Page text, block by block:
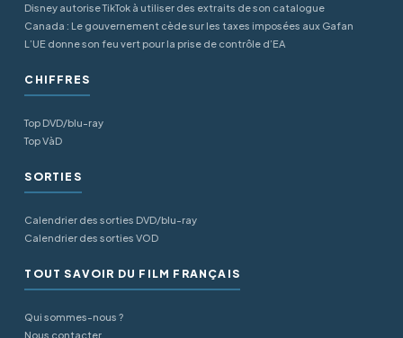
Disney autorise TikTok à utiliser des extraits de son catalogue
Canada : Le gouvernement cède sur les taxes imposées aux Gafan
L’UE donne son feu vert pour la prise de contrôle d’EA
CHIFFRES
Top DVD/blu-ray
Top VàD
SORTIES
Calendrier des sorties DVD/blu-ray
Calendrier des sorties VOD
TOUT SAVOIR DU FILM FRANÇAIS
Qui sommes-nous ?
Nous contacter